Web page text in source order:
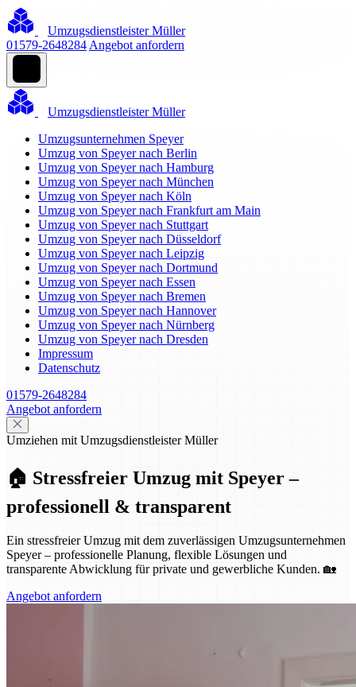
Umzugsdienstleister Müller
01579-2648284 Angebot anfordern
Umzugsdienstleister Müller
Umzugsunternehmen Speyer
Umzug von Speyer nach Berlin
Umzug von Speyer nach Hamburg
Umzug von Speyer nach München
Umzug von Speyer nach Köln
Umzug von Speyer nach Frankfurt am Main
Umzug von Speyer nach Stuttgart
Umzug von Speyer nach Düsseldorf
Umzug von Speyer nach Leipzig
Umzug von Speyer nach Dortmund
Umzug von Speyer nach Essen
Umzug von Speyer nach Bremen
Umzug von Speyer nach Hannover
Umzug von Speyer nach Nürnberg
Umzug von Speyer nach Dresden
Impressum
Datenschutz
01579-2648284
Angebot anfordern
Umziehen mit Umzugsdienstleister Müller
🏠 Stressfreier Umzug mit Speyer –
professionell & transparent
Ein stressfreier Umzug mit dem zuverlässigen Umzugsunternehmen
Speyer – professionelle Planung, flexible Lösungen und
transparente Abwicklung für private und gewerbliche Kunden. 🏡
Angebot anfordern